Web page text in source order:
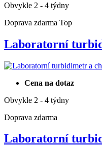
Obvykle 2 - 4 týdny
Doprava zdarma Top
Laboratorní
Cena na dotaz
Obvykle 2 - 4 týdny
Doprava zdarma
Laboratorní